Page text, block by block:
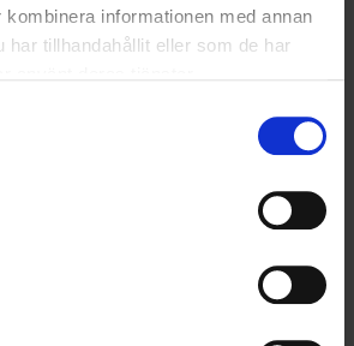
informationen med annan
har tillhandahållit eller som de har